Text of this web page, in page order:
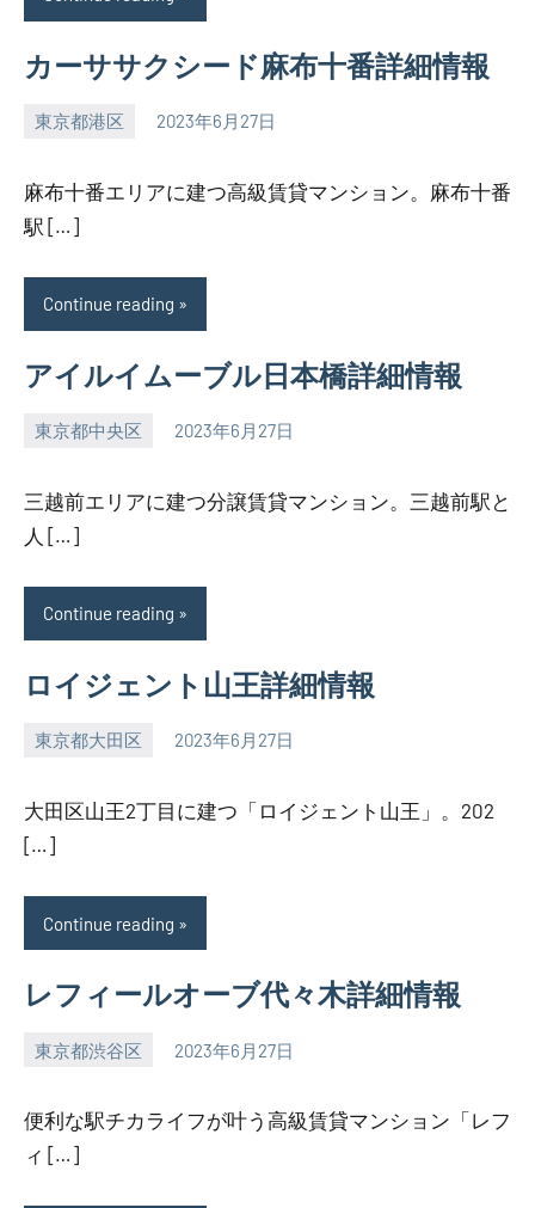
カーササクシード麻布十番詳細情報
東京都港区 2023年6月27日
SEZIMO
麻布十番エリアに建つ高級賃貸マンション。麻布十番
駅 […]
Continue reading
アイルイムーブル日本橋詳細情報
東京都中央区 2023年6月27日
SEZIMO
三越前エリアに建つ分譲賃貸マンション。三越前駅と
人 […]
Continue reading
ロイジェント山王詳細情報
東京都大田区 2023年6月27日
SEZIMO
大田区山王2丁目に建つ「ロイジェント山王」。202
[…]
Continue reading
レフィールオーブ代々木詳細情報
東京都渋谷区 2023年6月27日
SEZIMO
便利な駅チカライフが叶う高級賃貸マンション「レフ
ィ […]